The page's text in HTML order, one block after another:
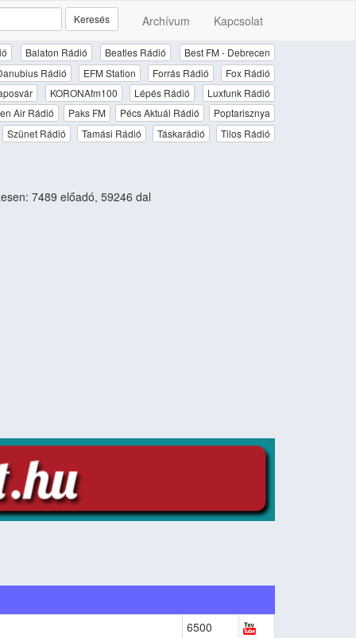
Archívum Kapcsolat
Keresés
Balaton Rádió Beatles Rádió
Best FM - Debrecen
Rádió
EFM Station Forrás Rádió
Fox Rádió
KORONAfm100 Lépés Rádió
Luxfunk Rádió
Air Rádió
Paks FM Pécs Aktuál Rádió
Poptarisznya
Szünet Rádió
Tamási Rádió Táskarádió Tilos Rádió
7489 előadó, 59246 dal
6500